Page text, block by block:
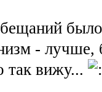
- лучше,
так вижу...